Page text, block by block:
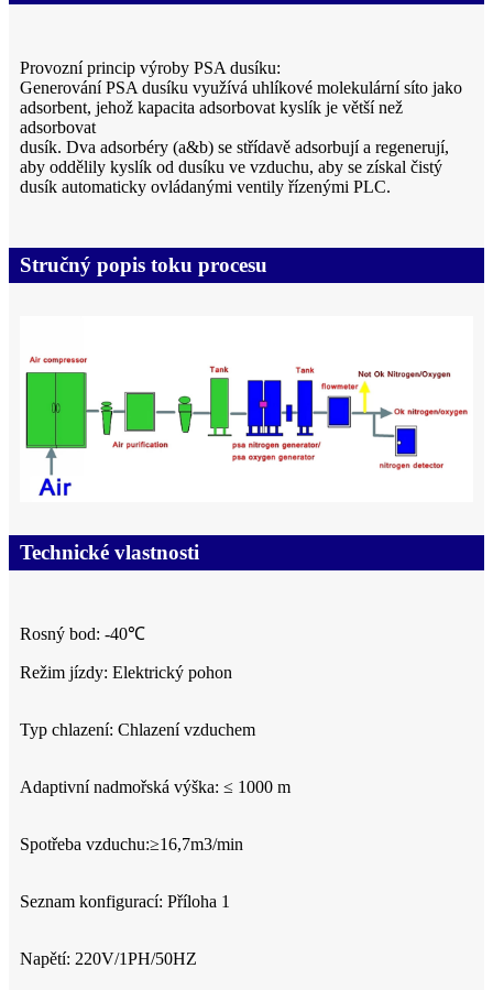
Provozní princip výroby PSA dusíku:
Generování PSA dusíku využívá uhlíkové molekulární síto jako
adsorbent, jehož kapacita adsorbovat kyslík je větší než
adsorbovat
dusík. Dva adsorbéry (a&b) se střídavě adsorbují a regenerují,
aby oddělily kyslík od dusíku ve vzduchu, aby se získal čistý
dusík automaticky ovládanými ventily řízenými PLC.
Stručný popis toku procesu
Technické vlastnosti
Rosný bod: -40℃
Režim jízdy: Elektrický pohon
Typ chlazení: Chlazení vzduchem
Adaptivní nadmořská výška: ≤ 1000 m
Spotřeba vzduchu:≥16,7m3/min
Seznam konfigurací: Příloha 1
Napětí: 220V/1PH/50HZ